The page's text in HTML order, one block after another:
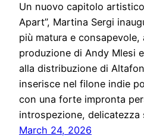
Un nuovo capitolo
Apart”, Martina Sergi
più matura e
produzione di Andy Mlesi
alla distribuzione di
inserisce nel filone indie
con una forte impronta
introspezione,
March 24, 2026